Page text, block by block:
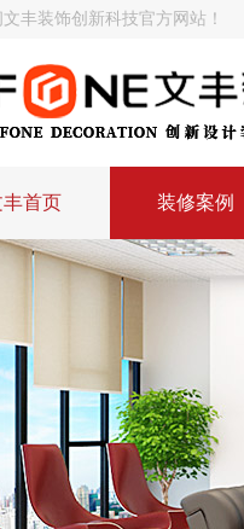
丰装饰创新科技官方网站！
丰首页 装修案例